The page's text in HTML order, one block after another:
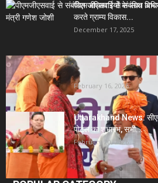
पीएमजीएसवाई से संबंधित
करते ग्राम्य विकास...
December 17, 2025
Uttarakhand News-
पर देरी बर्दाश्त...
February 16, 2026
Uttarakhand News:
पोर्टल का शुभारंभ, सभी...
February 20, 2026